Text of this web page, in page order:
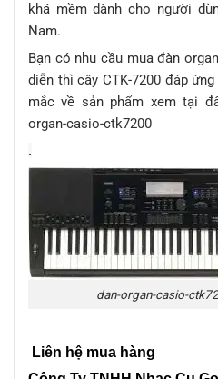
khá mềm dành cho người
Nam.
Bạn có nhu cầu mua đàn
diễn thì cây CTK-7200 đáp
mắc về sản phẩm xem tại
organ-casio-ctk7200
.
dan-organ-casio-
Liên hệ mua hàng